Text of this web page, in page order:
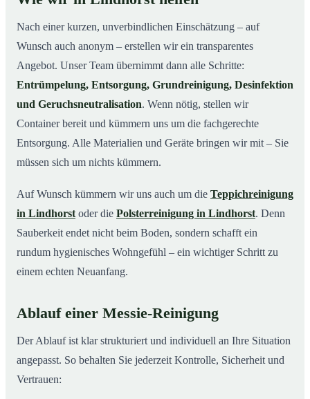
Nach einer kurzen, unverbindlichen Einschätzung – auf
Wunsch auch anonym – erstellen wir ein transparentes
Angebot. Unser Team übernimmt dann alle Schritte:
Entrümpelung, Entsorgung, Grundreinigung, Desinfektion
und Geruchsneutralisation. Wenn nötig, stellen wir
Container bereit und kümmern uns um die fachgerechte
Entsorgung. Alle Materialien und Geräte bringen wir mit – Sie
müssen sich um nichts kümmern.
Auf Wunsch kümmern wir uns auch um die Teppichreinigung
in Lindhorst oder die Polsterreinigung in Lindhorst. Denn
Sauberkeit endet nicht beim Boden, sondern schafft ein
rundum hygienisches Wohngefühl – ein wichtiger Schritt zu
einem echten Neuanfang.
Ablauf einer Messie-Reinigung
Der Ablauf ist klar strukturiert und individuell an Ihre Situation
angepasst. So behalten Sie jederzeit Kontrolle, Sicherheit und
Vertrauen: